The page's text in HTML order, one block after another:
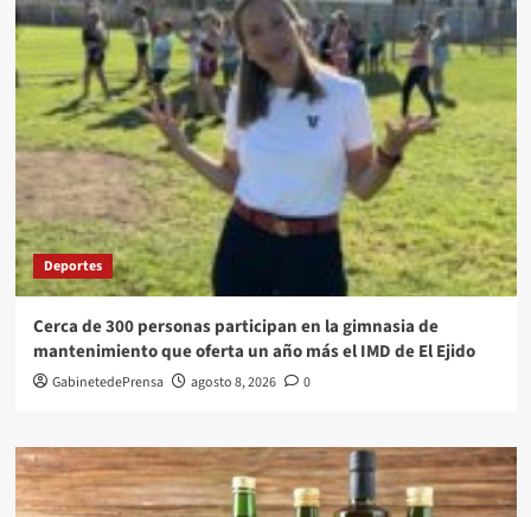
Deportes
Cerca de 300 personas participan en la gimnasia de
mantenimiento que oferta un año más el IMD de El Ejido
GabinetedePrensa agosto 8, 2026 0